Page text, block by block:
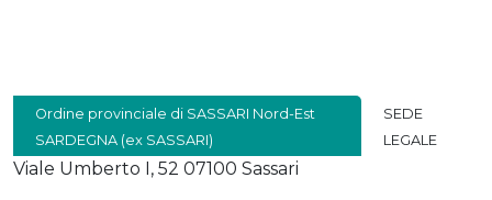
Ordine provinciale di SASSARI Nord-Est
SARDEGNA (ex SASSARI)
SEDE
LEGALE
Viale Umberto I, 52 07100 Sassari